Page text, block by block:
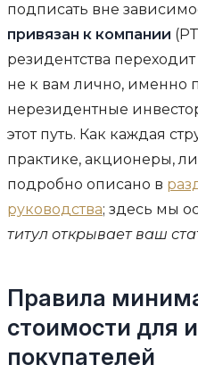
подписать вне
привязан к компании
резидентства
не к вам лично, именно
нерезидентные
этот путь. Как каждая
практике, акционеры,
подробно описано в
руководства; здесь мы
титул открывает ваш
Правила
стоимости для
покупателей